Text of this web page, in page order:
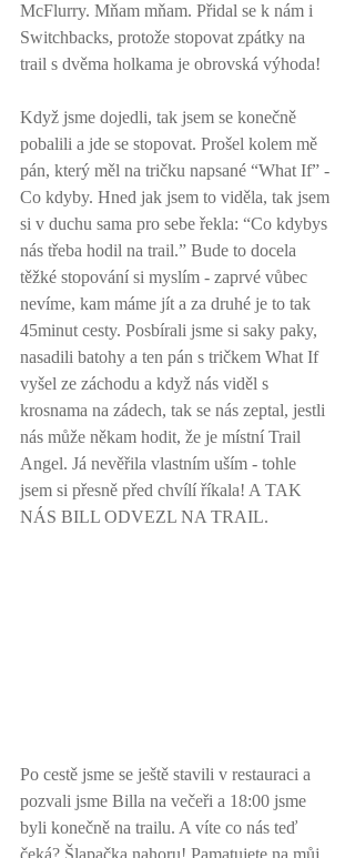
McFlurry. Mňam mňam. Přidal se k nám i
Switchbacks, protože stopovat zpátky na
trail s dvěma holkama je obrovská výhoda!
Když jsme dojedli, tak jsem se konečně
pobalili a jde se stopovat. Prošel kolem mě
pán, který měl na tričku napsané “What If” -
Co kdyby. Hned jak jsem to viděla, tak jsem
si v duchu sama pro sebe řekla: “Co kdybys
nás třeba hodil na trail.” Bude to docela
těžké stopování si myslím - zaprvé vůbec
nevíme, kam máme jít a za druhé je to tak
45minut cesty. Posbírali jsme si saky paky,
nasadili batohy a ten pán s tričkem What If
vyšel ze záchodu a když nás viděl s
krosnama na zádech, tak se nás zeptal, jestli
nás může někam hodit, že je místní Trail
Angel. Já nevěřila vlastním uším - tohle
jsem si přesně před chvílí říkala! A TAK
NÁS BILL ODVEZL NA TRAIL.
Po cestě jsme se ještě stavili v restauraci a
pozvali jsme Billa na večeři a 18:00 jsme
byli konečně na trailu. A víte co nás teď
čeká? Šlapačka nahoru! Pamatujete na můj